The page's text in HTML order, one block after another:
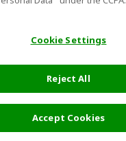
Cookie Settings
Reject All
Accept Cookies